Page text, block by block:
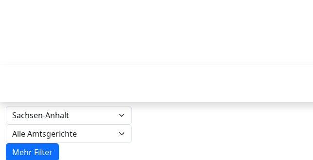
Mehr Filter